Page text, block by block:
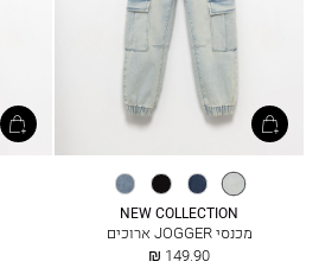
אייס
בלו
מיד
כחול
שחור ג׳ינס
בהיר
NEW COLLECTION
מכנסי JOGGER ארוכים
החל
149.90 ₪